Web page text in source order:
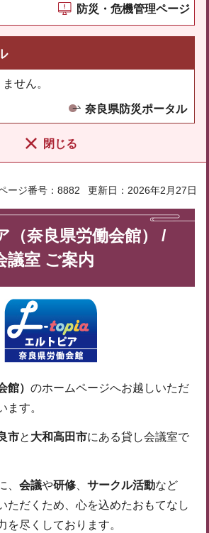
防災・危機管理ページ
せん。
奈良県防災ポータル
閉じる
ージ番号：8882 更新日：2026年2月27日
（奈良県労働会館） /
議室 ご案内
館） のホームページへお越しいただ
ます。
市と 大和高田市にある貸し会議室で
、 会議や研修 サークル活動など
ただくため、心を込めたおもてなし
を尽くしております。